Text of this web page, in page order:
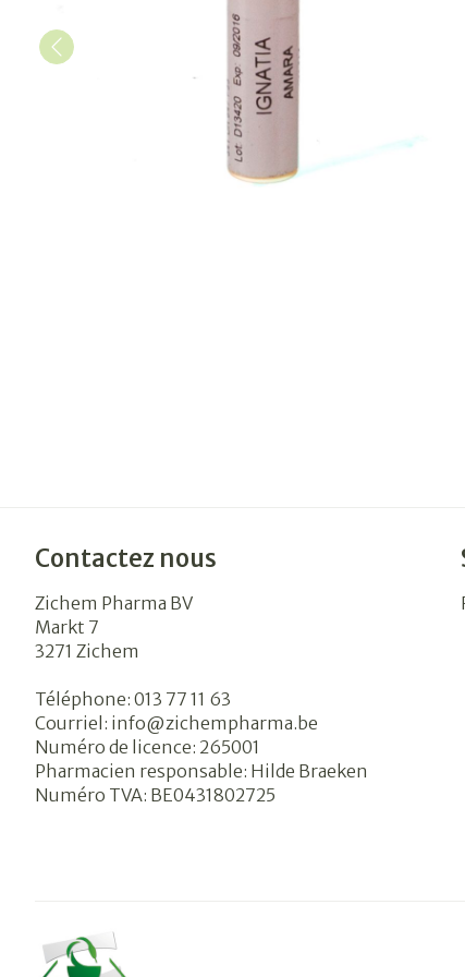
Contactez nous
Zichem Pharma BV
Markt 7
3271 Zichem
Téléphone: 013 77 11 63
Courriel: info@zichempharma.be
Numéro de licence: 265001
Pharmacien responsable: Hilde Braeken
Numéro TVA: BE0431802725